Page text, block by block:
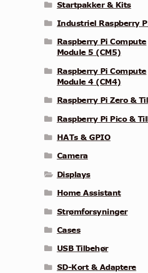
Startpakker & Kits
Industriel Raspberry
Raspberry Pi Compute
Module 5 (CM5)
Raspberry Pi Compute
Module 4 (CM4)
Raspberry Pi Zero &
Raspberry Pi Pico &
HATs & GPIO
Camera
Displays
Home Assistant
Strømforsyninger
Cases
USB Tilbehør
SD-Kort & Adaptere